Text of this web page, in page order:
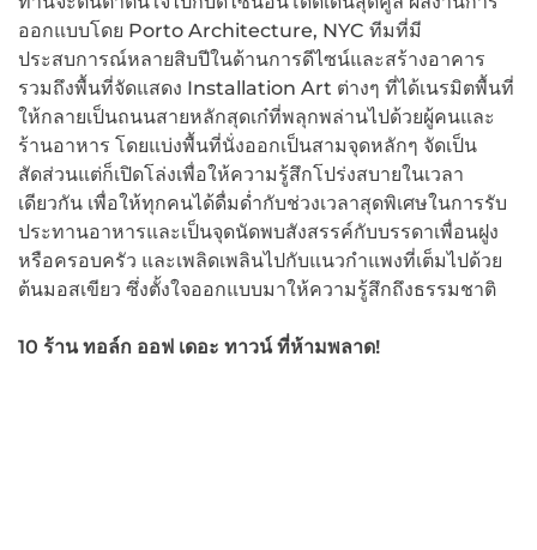
ออกแบบโดย Porto Architecture, NYC ทีมที่มี
ประสบการณ์หลายสิบปีในด้านการดีไซน์และสร้างอาคาร
รวมถึงพื้นที่จัดแสดง Installation Art ต่างๆ ที่ได้เนรมิตพื้นที่
ให้กลายเป็นถนนสายหลักสุดเก๋ที่พลุกพล่านไปด้วยผู้คนและ
ร้านอาหาร โดยแบ่งพื้นที่นั่งออกเป็นสามจุดหลักๆ จัดเป็น
สัดส่วนแต่ก็เปิดโล่งเพื่อให้ความรู้สึกโปร่งสบายในเวลา
เดียวกัน เพื่อให้ทุกคนได้ดื่มด่ำกับช่วงเวลาสุดพิเศษในการรับ
ประทานอาหารและเป็นจุดนัดพบสังสรรค์กับบรรดาเพื่อนฝูง
หรือครอบครัว และเพลิดเพลินไปกับแนวกำแพงที่เต็มไปด้วย
ต้นมอสเขียว ซึ่งตั้งใจออกแบบมาให้ความรู้สึกถึงธรรมชาติ
10 ร้าน ทอล์ก ออฟ เดอะ ทาวน์ ที่ห้ามพลาด!